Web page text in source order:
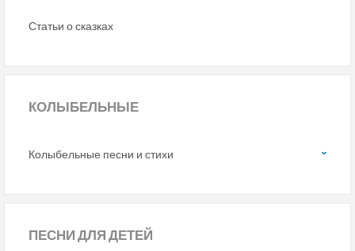
Статьи о сказках
КОЛЫБЕЛЬНЫЕ
Колыбельные песни и стихи
ПЕСНИДЛЯ ДЕТЕЙ